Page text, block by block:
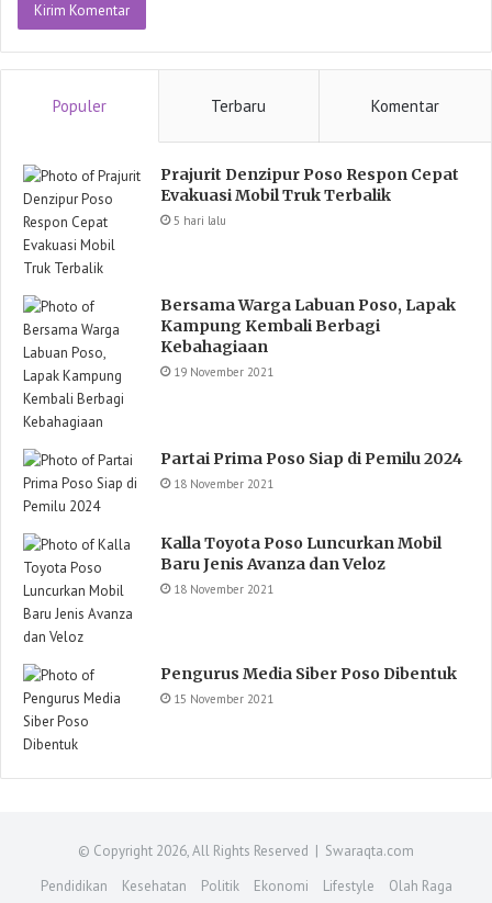
Populer Terbaru Komentar
Prajurit Denzipur Poso Respon Cepat
Evakuasi Mobil Truk Terbalik
5 hari lalu
Bersama Warga Labuan Poso, Lapak
Kampung Kembali Berbagi
Kebahagiaan
19 November 2021
Partai Prima Poso Siap di Pemilu 2024
18 November 2021
Kalla Toyota Poso Luncurkan Mobil
Baru Jenis Avanza dan Veloz
18 November 2021
Pengurus Media Siber Poso Dibentuk
15 November 2021
© Copyright 2026, All Rights Reserved | Swaraqta.com
Pendidikan
Kesehatan Politik Ekonomi Lifestyle Olah Raga